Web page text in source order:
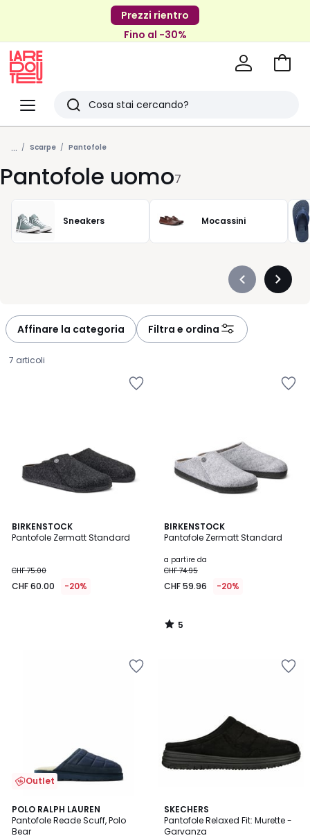
Prezzi rientro
Fino al -30%
Menu
Redoute
Ricerca
Ultimi
articoli
visti
Vai
... Scarpe Pantofole
Pantofole uomo7
Sneakers Mocassini
Précédent
à
gauche
Affinare la categoria Filtra e ordina
7 articoli
BIRKENSTOCK
Pantofole Zermatt Standard
60.00
invece
CHF 75.00
CHF 60.00 -20%
BIRKENSTOCK
Pantofole Zermatt Standard
a partire da
CHF 74.95
CHF 59.96 -20%
5
/
5
/
Outlet
POLO RALPH LAUREN
Pantofole Reade Scuff, Polo
Bear
SKECHERS
Pantofole Relaxed Fit: Murette -
Garvanza
5
/
5